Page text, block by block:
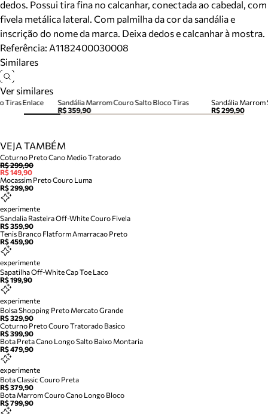
dedos. Possui tira fina no calcanhar, conectada ao cabedal, com
fivela metálica lateral. Com palmilha da cor da sandália e
inscrição do nome da marca. Deixa dedos e calcanhar à mostra.
Referência: A1182400030008
Similares
Ver similares
Sandália Marrom Couro Salto Bloco Tiras
R$ 359,90
Sandália
R$ 299,90
Tiras Enlace
VEJA TAMBÉM
Coturno Preto Cano Medio Tratorado
R$ 299,90
R$ 149,90
Mocassim Preto Couro Luma
R$ 299,90
experimente
Sandalia Rasteira Off-White Couro Fivela
R$ 359,90
Tenis Branco Flatform Amarracao Preto
R$ 459,90
experimente
Sapatilha Off-White Cap Toe Laco
R$ 199,90
experimente
Bolsa Shopping Preto Mercato Grande
R$ 329,90
Coturno Preto Couro Tratorado Basico
R$ 399,90
Bota Preta Cano Longo Salto Baixo Montaria
R$ 479,90
experimente
Bota Classic Couro Preta
R$ 379,90
Bota Marrom Couro Cano Longo Bloco
R$ 799,90